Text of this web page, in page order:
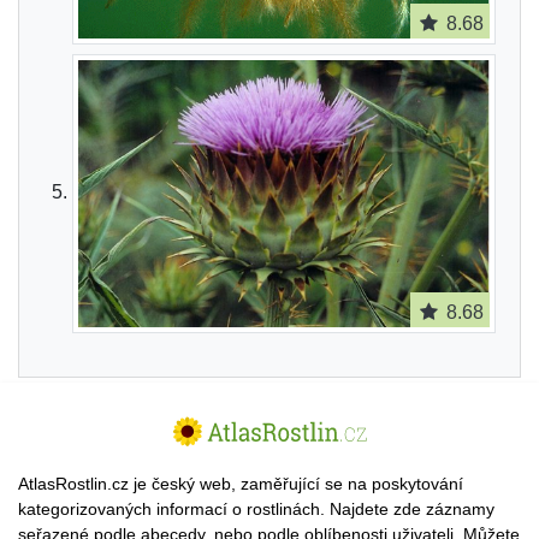
8.68
8.68
AtlasRostlin.cz je český web, zaměřující se na poskytování
kategorizovaných informací o rostlinách. Najdete zde záznamy
seřazené podle abecedy, nebo podle oblíbenosti uživateli. Můžete